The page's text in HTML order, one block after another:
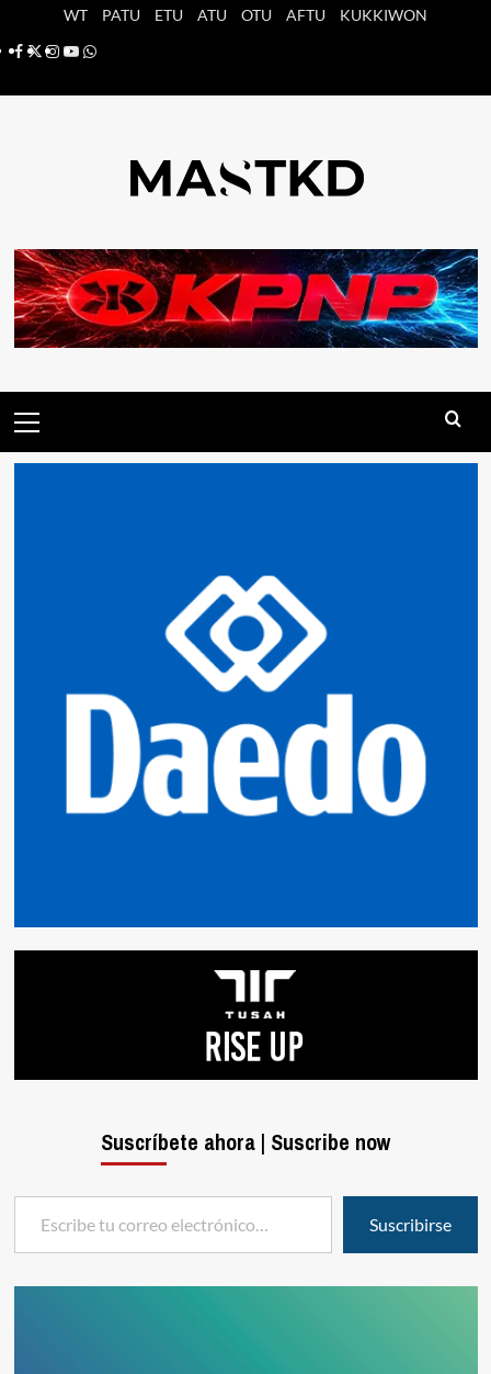
WT PATU ETU ATU OTU AFTU
KUKKIWON
Facebook
X Instagram
YouTube
Whatsapp
principal
Suscríbete ahora | Suscribe now
Escribe tu correo electrónico…
Suscribirse